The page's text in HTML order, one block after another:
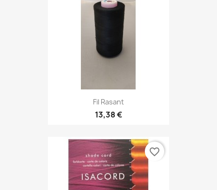
Fil Rasant
13,38 €
favorite_border